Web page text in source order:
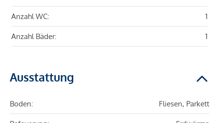
Anzahl WC: 1
Anzahl Bäder: 1
Ausstattung
Boden: Fliesen, Parkett